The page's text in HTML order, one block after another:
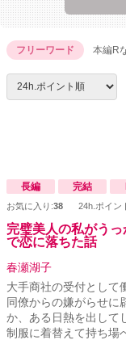
フリーワード 本編R
長編 完結
お気に入り:38 24h.ポイン
完璧美人の私がう
で恋に落ちた話
春瀬湖子
大手商社の受付として
同僚からの嫌がらせに
か、ある日熱を出して
制服に着替えて持ち場